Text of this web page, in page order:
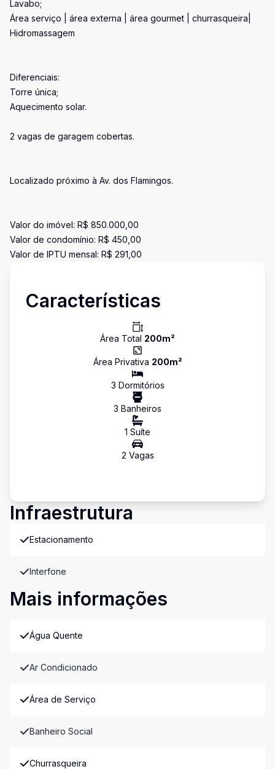
Lavabo;
Área serviço | área externa | área gourmet | churrasqueira|
Hidromassagem
Diferenciais:
Torre única;
Aquecimento solar.
2 vagas de garagem cobertas.
Localizado próximo à Av. dos Flamingos.
Valor do imóvel: R$ 850.000,00
Valor de condomínio: R$ 450,00
Valor de IPTU mensal: R$ 291,00
Características
Área Total 200m²
Área Privativa 200m²
3 Dormitórios
3 Banheiros
1 Suíte
2 Vagas
Infraestrutura
Estacionamento
Interfone
Mais informações
Água Quente
Ar Condicionado
Área de Serviço
Banheiro Social
Churrasqueira